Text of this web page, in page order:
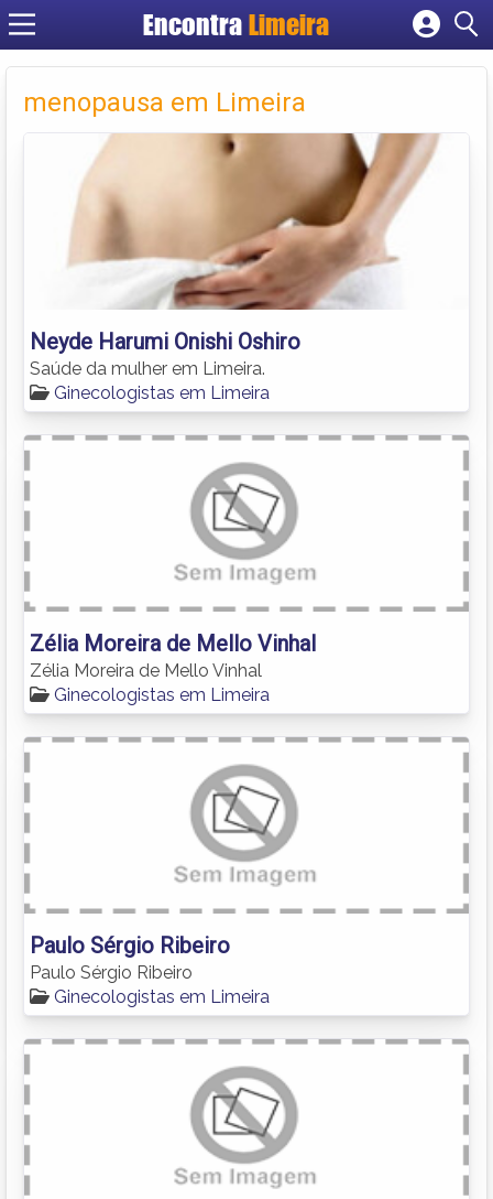
Encontra Limeira
Cadastrar empresa
Criar conta
menopausa em Limeira
Neyde Harumi Onishi Oshiro
Saúde da mulher em Limeira.
Ginecologistas em Limeira
Zélia Moreira de Mello Vinhal
Zélia Moreira de Mello Vinhal
Ginecologistas em Limeira
Paulo Sérgio Ribeiro
Paulo Sérgio Ribeiro
Ginecologistas em Limeira